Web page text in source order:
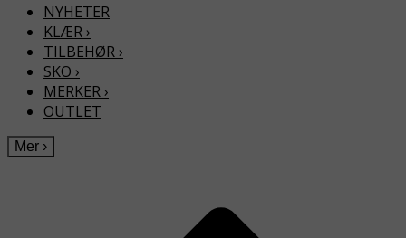
NYHETER
KLÆR›
TILBEHØR›
SKO ›
MERKER›
OUTLET
Mer ›